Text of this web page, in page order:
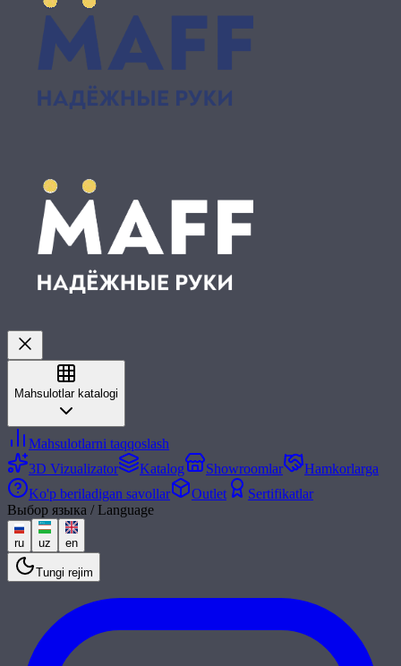
Mahsulotlar katalogi
Mahsulotlarni taqqoslash
3D Vizualizator
Katalog Showroomlar
Hamkorlarga
Ko'p beriladigan savollar
Outlet
Sertifikatlar
Выбор языка / Language
ru uz en
Tungi rejim